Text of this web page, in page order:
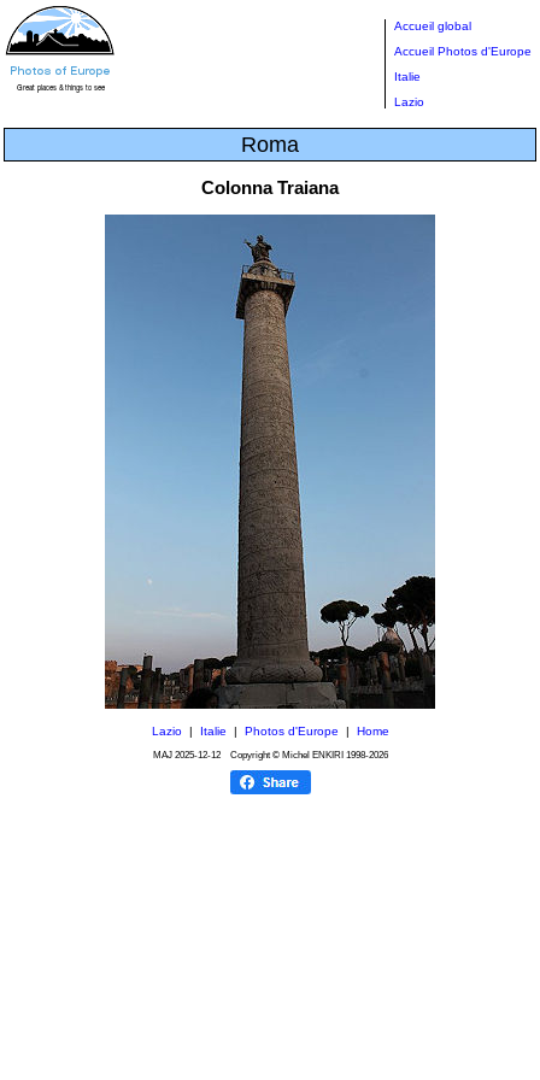
Accueil global
Accueil Photos d'Europe
Italie
Lazio
Roma
Colonna Traiana
Lazio| Italie Photos d'Europe Home
MAJ 2025-12-12Copyright © Michel ENKIRI 1998-2026